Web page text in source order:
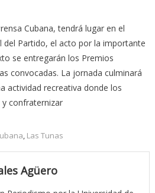
Cubana, tendrá lugar en el
del Partido, el acto por la importante
se entregarán los Premios
convocadas. La jornada culminará
actividad recreativa donde los
confraternizar
, Las Tunas
Agüero